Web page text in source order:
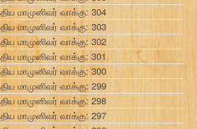
மாமுனிவர் வாக்கு: 304
மாமுனிவர் வாக்கு: 303
மாமுனிவர் வாக்கு: 302
மாமுனிவர் வாக்கு: 301
மாமுனிவர் வாக்கு: 300
மாமுனிவர் வாக்கு: 299
மாமுனிவர் வாக்கு: 298
மாமுனிவர் வாக்கு: 297